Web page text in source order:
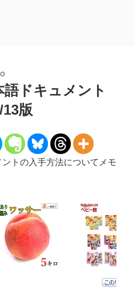
ドキュメント
13版
トの入手方法についてメモ